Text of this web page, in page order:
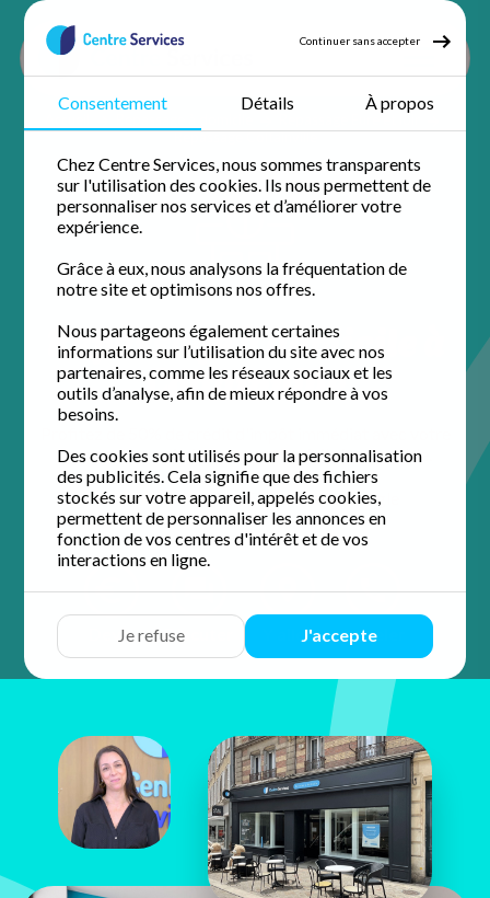
Continuer sans accepter
Consentement Détails À propos
Chez Centre Services, nous sommes transparents
sur l'utilisation des cookies. Ils nous permettent de
personnaliser nos services et d’améliorer votre
expérience.
Grâce à eux, nous analysons la fréquentation de
notre site et optimisons nos offres.
Nous partageons également certaines
informations sur l’utilisation du site avec nos
partenaires, comme les réseaux sociaux et les
outils d’analyse, afin de mieux répondre à vos
besoins.
Des cookies sont utilisés pour la personnalisation
des publicités. Cela signifie que des fichiers
stockés sur votre appareil, appelés cookies,
permettent de personnaliser les annonces en
fonction de vos centres d'intérêt et de vos
interactions en ligne.
Je refuse J'accepte
Repassage Coltainville
Repassage à domicile à
Coltainville
agence de proximité pour un domicile impeccable.
4.9 / 5 sur 58 avisGoogle
Devis Discuter Y aller Appeler
Adèle
Josquin
5 rue des Changes
28000 Chartres